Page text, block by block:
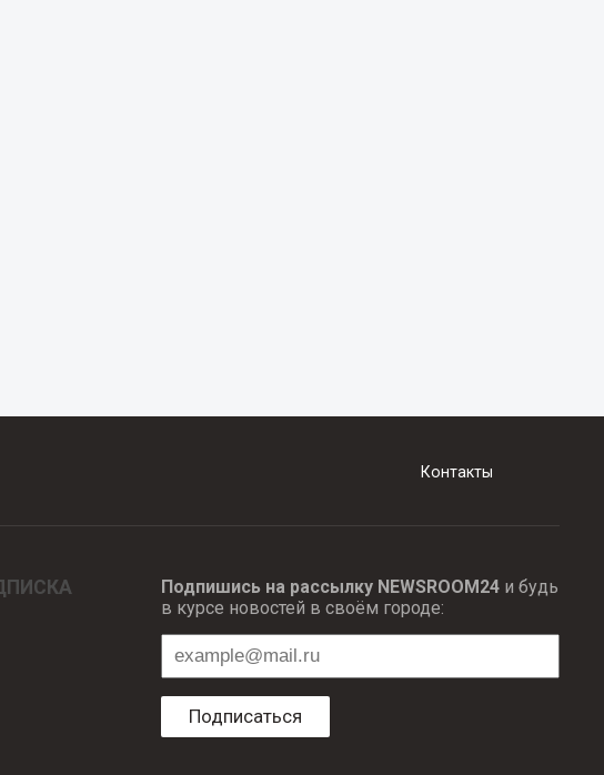
Контакты
Подпишись на рассылку NEWSROOM24и будь
в курсе новостей в своём городе:
Подписаться